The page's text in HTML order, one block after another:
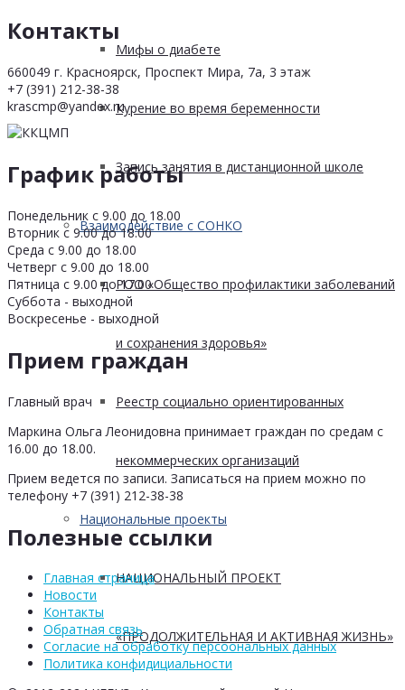
Мифы о диабете
Курение во время беременности
Запись занятия в дистанционной школе
Взаимодействие с СОНКО
РОО «Общество профилактики заболеваний
и сохранения здоровья»
Реестр социально ориентированных
некоммерческих организаций
Национальные проекты
НАЦИОНАЛЬНЫЙ ПРОЕКТ
«ПРОДОЛЖИТЕЛЬНАЯ И АКТИВНАЯ ЖИЗНЬ»
Контакты
660049 г. Красноярск, Проспект Мира, 7а, 3 этаж
+7 (391) 212-38-38
krascmp@yandex.ru
График работы
Понедельник с 9.00 до 18.00
Вторник с 9.00 до 18.00
Среда с 9.00 до 18.00
Четверг с 9.00 до 18.00
Пятница с 9.00 до 17.00
Суббота - выходной
Воскресенье - выходной
Прием граждан
Главный врач
Маркина Ольга Леонидовна принимает граждан по средам с
16.00 до 18.00.
Прием ведется по записи. Записаться на прием можно по
телефону +7 (391) 212-38-38
Полезные ссылки
Главная страница
Новости
Контакты
Обратная связь
Согласие на обработку персоональных данных
Политика конфидициальности